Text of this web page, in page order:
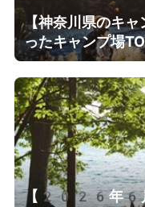
【神奈川県のキャ
ったキャンプ場
【2026年6月